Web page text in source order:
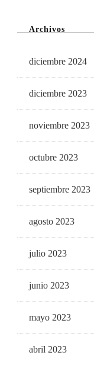
Archivos
diciembre 2024
diciembre 2023
noviembre 2023
octubre 2023
septiembre 2023
agosto 2023
julio 2023
junio 2023
mayo 2023
abril 2023